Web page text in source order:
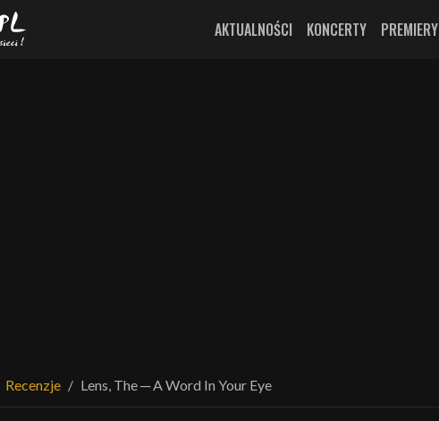
AKTUALNOŚCI KONCERTY PREMIERY
Recenzje Lens, The ─ A Word In Your Eye